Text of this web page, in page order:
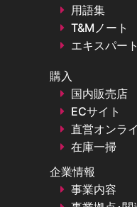
用語集
T&Mノート
エキスパー
購入
国内販売店
ECサイト
直営オンラ
在庫一掃
企業情報
事業内容